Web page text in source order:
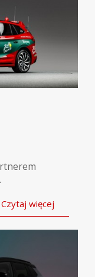
Czytaj więcej